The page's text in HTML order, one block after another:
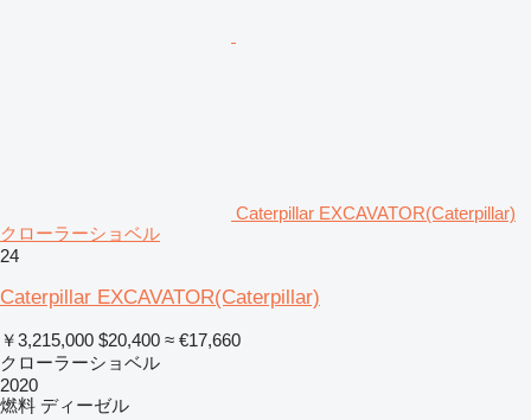
Caterpillar EXCAVATOR(Caterpillar)
クローラーショベル
24
Caterpillar EXCAVATOR(Caterpillar)
￥3,215,000 $20,400 ≈ €17,660
クローラーショベル
2020
燃料 ディーゼル